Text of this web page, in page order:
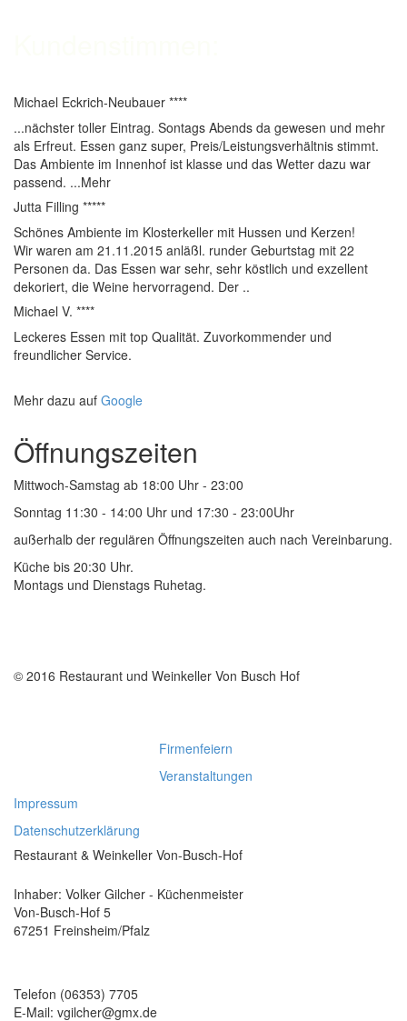
Michael Eckrich-Neubauer ****
...nächster toller Eintrag. Sontags Abends da gewesen und mehr
als Erfreut. Essen ganz super, Preis/Leistungsverhältnis stimmt.
Das Ambiente im Innenhof ist klasse und das Wetter dazu war
passend. ...Mehr
Jutta Filling *****
Schönes Ambiente im Klosterkeller mit Hussen und Kerzen!
Wir waren am 21.11.2015 anläßl. runder Geburtstag mit 22
Personen da. Das Essen war sehr, sehr köstlich und exzellent
dekoriert, die Weine hervorragend. Der ..
Michael V. ****
Leckeres Essen mit top Qualität. Zuvorkommender und
freundlicher Service.
Mehr dazu auf Google
Öffnungszeiten
Mittwoch-Samstag ab 18:00 Uhr - 23:00
Sonntag 11:30 - 14:00 Uhr und 17:30 - 23:00Uhr
außerhalb der regulären Öffnungszeiten auch nach Vereinbarung.
Küche bis 20:30 Uhr.
Montags und Dienstags Ruhetag.
© 2016 Restaurant und Weinkeller Von Busch Hof
Firmenfeiern
Veranstaltungen
Impressum
Datenschutzerklärung
Restaurant & Weinkeller Von-Busch-Hof
Inhaber: Volker Gilcher - Küchenmeister
Von-Busch-Hof 5
67251 Freinsheim/Pfalz
Telefon (06353) 7705
E-Mail: vgilcher@gmx.de